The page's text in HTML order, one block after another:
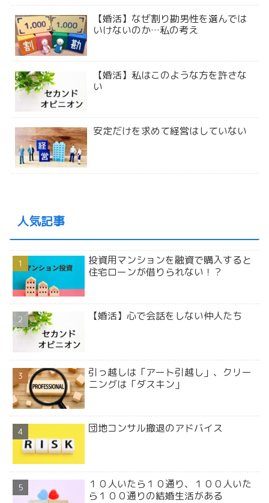
【婚活】なぜ割り勘男性を選んでは
いけないのか…私の考え
【婚活】私はこのような方を許さな
い
安定だけを求めて経営はしていない
人気記事
投資用マンションを融資で購入すると
住宅ローンが借りられない！？
【婚活】心で会話をしない仲人たち
引っ越しは「アート引越し」、クリー
ニングは「ダスキン」
団地コンサル撤退のアドバイス
１０人いたら１０通り、１００人いた
ら１００通りの結婚生活がある